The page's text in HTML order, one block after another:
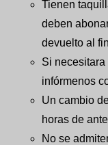
Tienen
deben
devuelto al
Si
infórmenos
Un cambio
horas de
No se